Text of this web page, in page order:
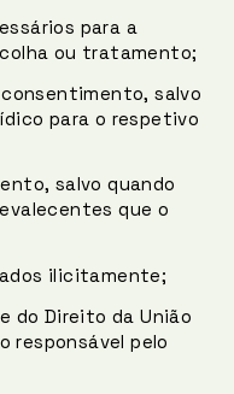
para a
ou tratamento;
salvo
para o respetivo
salvo quando
que o
ilicitamente;
do Direito da União
responsável pelo